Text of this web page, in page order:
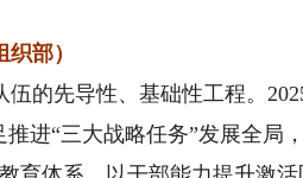
部）
先导性、基础性工程。
进“三大战略任务”发展全局